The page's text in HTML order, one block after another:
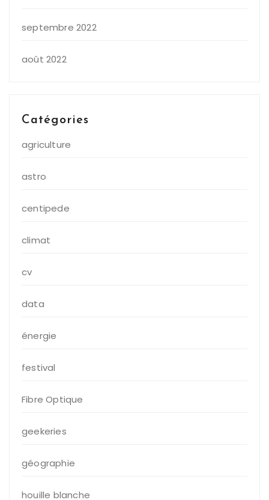
septembre 2022
août 2022
Catégories
agriculture
astro
centipede
climat
cv
data
énergie
festival
Fibre Optique
geekeries
géographie
houille blanche